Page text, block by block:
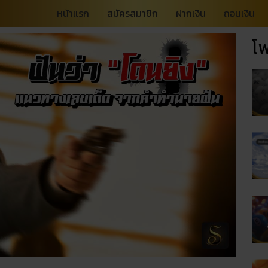
หน้าแรก สมัครสมาชิก ฝากเงิน ถอนเงิน
โ